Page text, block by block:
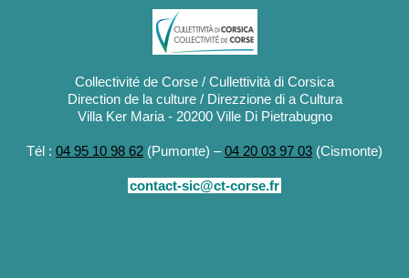
Collectivité de Corse / Cullettività di Corsica
Direction de la culture / Direzzione di a Cultura
Villa Ker Maria - 20200 Ville Di Pietrabugno
Tél : 04 95 10 98 62 (Pumonte) –04 20 03 97 03 (Cismonte)
contact-sic@ct-corse.fr